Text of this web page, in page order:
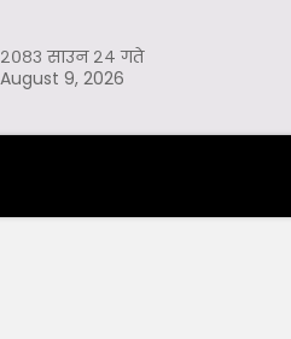
२०८३ साउन २४ गते
August 9, 2026